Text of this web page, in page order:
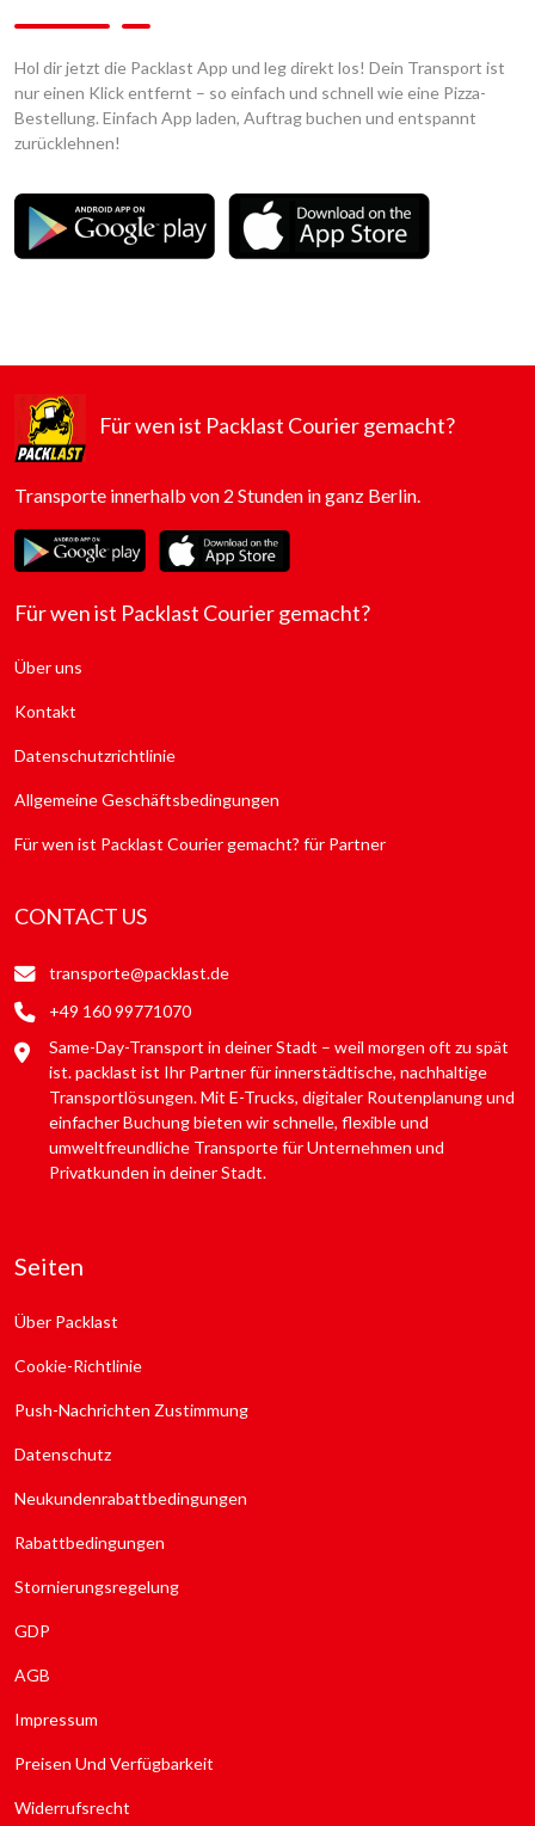
Hol dir jetzt die Packlast App und leg direkt los! Dein Transport ist
nur einen Klick entfernt – so einfach und schnell wie eine Pizza-
Bestellung. Einfach App laden, Auftrag buchen und entspannt
zurücklehnen!
Für wen ist Packlast Courier gemacht?
Transporte innerhalb von 2 Stunden in ganz Berlin.
Für wen ist Packlast Courier gemacht?
Über uns
Kontakt
Datenschutzrichtlinie
Allgemeine Geschäftsbedingungen
Für wen ist Packlast Courier gemacht? für Partner
CONTACT US
transporte@packlast.de
+49 160 99771070
Same-Day-Transport in deiner Stadt – weil morgen oft zu spät
ist. packlast ist Ihr Partner für innerstädtische, nachhaltige
Transportlösungen. Mit E-Trucks, digitaler Routenplanung und
einfacher Buchung bieten wir schnelle, flexible und
umweltfreundliche Transporte für Unternehmen und
Privatkunden in deiner Stadt.
Seiten
Über Packlast
Cookie-Richtlinie
Push-Nachrichten Zustimmung
Datenschutz
Neukundenrabatt­bedingungen
Rabattbedingungen
Stornierungsregelung
GDP
AGB
Impressum
Preisen Und Verfügbarkeit
Widerrufsrecht